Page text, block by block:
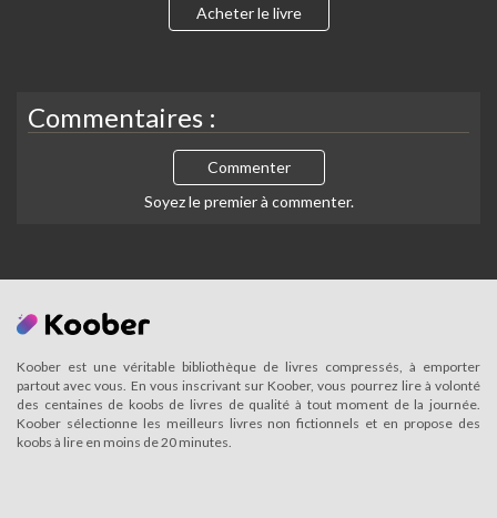
Acheter le livre
Commentaires :
Commenter
Soyez le premier à commenter.
Koober est une véritable bibliothèque de livres compressés, à emporter
partout avec vous. En vous inscrivant sur Koober, vous pourrez lire à volonté
des centaines de koobs de livres de qualité à tout moment de la journée.
Koober sélectionne les meilleurs livres non fictionnels et en propose des
koobs à lire en moins de 20 minutes.